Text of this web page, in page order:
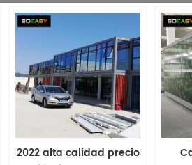
2022 alta calidad precio